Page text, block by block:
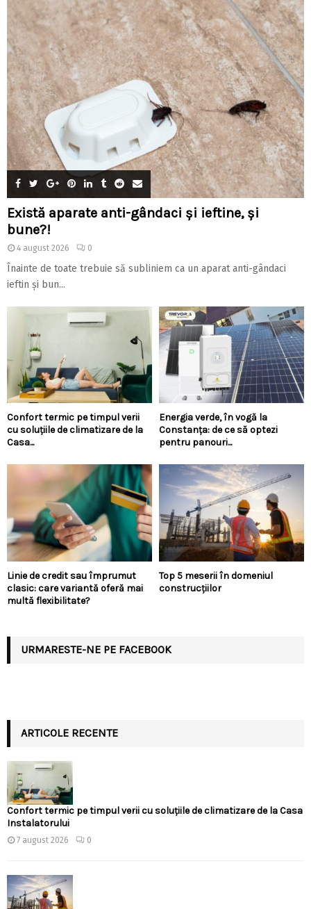
Există aparate anti-gândaci și ieftine, și
bune?!
4 august 2026 0
Înainte de toate trebuie să subliniem ca un aparat anti-gândaci
ieftin și bun...
Confort termic pe timpul verii
cu soluțiile de climatizare de la
Casa...
Energia verde, în vogă la
Constanța: de ce să optezi
pentru panouri...
Linie de credit sau împrumut
clasic: care variantă oferă mai
multă flexibilitate?
Top 5 meserii în domeniul
construcțiilor
URMARESTE-NE PE FACEBOOK
ARTICOLE RECENTE
Confort termic pe timpul verii cu soluțiile de climatizare de la Casa
Instalatorului
7 august 2026 0